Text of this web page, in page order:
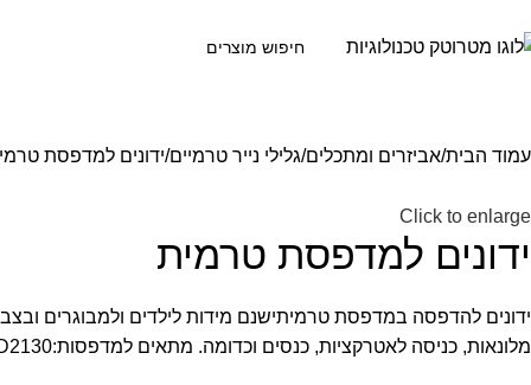
עמוד הבית אביזרים ומתכלים גלילי נייר טרמיים ידונים למדפסת
Click to enlarge
ידונים למדפסת טרמית
מלונאות, כניסה לאטרקציות, כנסים וכדומה. מתאים למדפסות:HPRT PLQ80HPRT PLQ58Brother TD2130